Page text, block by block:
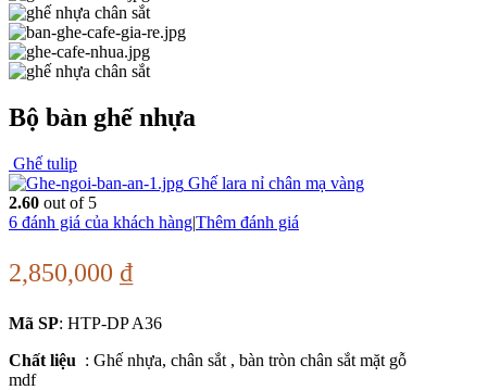
Bộ bàn ghế nhựa
Ghế tulip
Ghế lara nỉ chân mạ vàng
2.60 out of 5
6 đánh giá của khách hàng|Thêm đánh giá
2,850,000 ₫
Mã SP: HTP-DP A36
Chất liệu : Ghế nhựa, chân sắt , bàn tròn chân sắt mặt gỗ
mdf